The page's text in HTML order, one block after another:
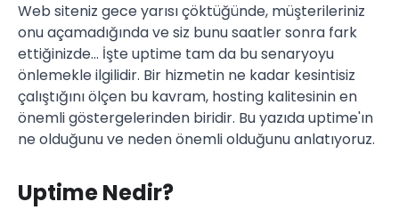
Web siteniz gece yarısı çöktüğünde, müşterileriniz
onu açamadığında ve siz bunu saatler sonra fark
ettiğinizde... İşte uptime tam da bu senaryoyu
önlemekle ilgilidir. Bir hizmetin ne kadar kesintisiz
çalıştığını ölçen bu kavram, hosting kalitesinin en
önemli göstergelerinden biridir. Bu yazıda uptime'ın
ne olduğunu ve neden önemli olduğunu anlatıyoruz.
Uptime Nedir?